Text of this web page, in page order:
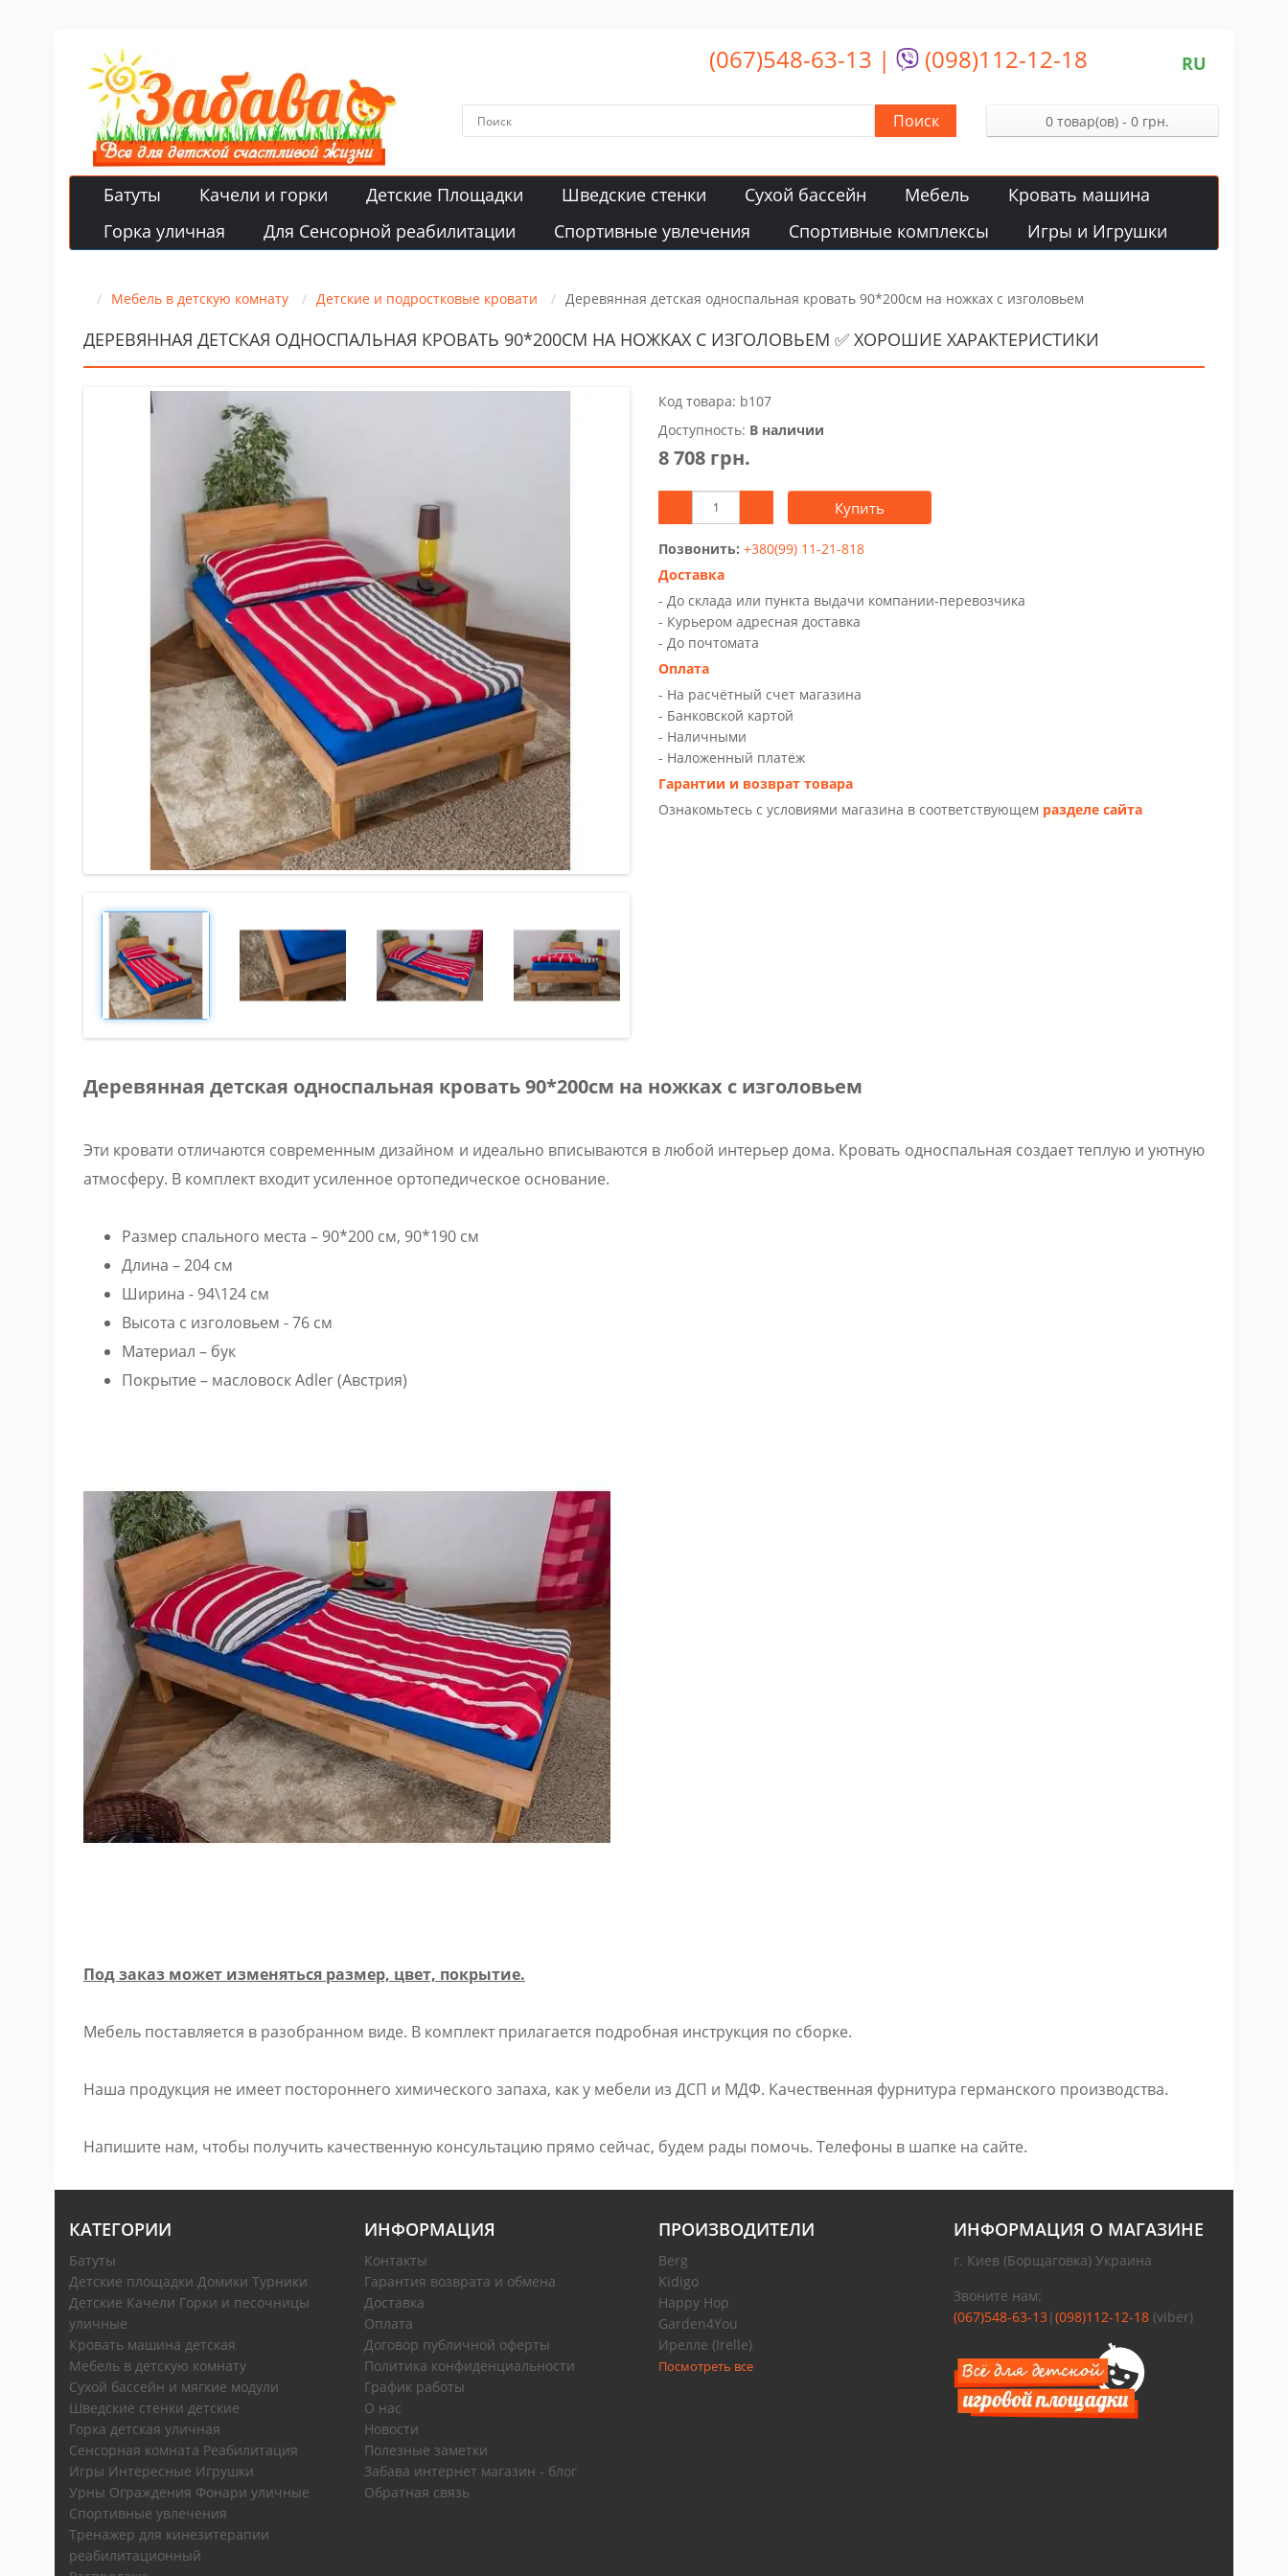
(067)548-63-13 | (098)112-12-18 RU
Поиск 0 товар(ов) - 0 грн.
Батуты Качели и горки Детские Площадки Шведские стенки Сухой бассейн Мебель
Кровать машина
Горка уличная
Для Сенсорной реабилитации Спортивные увлечения Спортивные комплексы Игры и Игрушки
Мебель в детскую комнату Детские и подростковые кровати Деревянная детская односпальная кровать 90*200см на ножках с изголовьем
ДЕРЕВЯННАЯ ДЕТСКАЯ ОДНОСПАЛЬНАЯ КРОВАТЬ 90*200СМ НА НОЖКАХ С ИЗГОЛОВЬЕМ ✅ ХОРОШИЕ ХАРАКТЕРИСТИКИ
Код товара: b107
Доступность: В наличии
8 708 грн.
Купить
Позвонить: +380(99) 11-21-818
Доставка
- До склада или пункта выдачи компании-перевозчика
- Курьером адресная доставка
- До почтомата
Оплата
- На расчётный счет магазина
- Банковской картой
- Наличными
- Наложенный платёж
Гарантии и возврат товара
Ознакомьтесь с условиями магазина в соответствующем разделе сайта
Деревянная детская односпальная кровать 90*200см на ножках с изголовьем
Эти кровати отличаются современным дизайном и идеально вписываются в любой интерьер дома. Кровать односпальная создает теплую и уютную
атмосферу. В комплект входит усиленное ортопедическое основание.
Размер спального места – 90*200 см, 90*190 см
Длина – 204 см
Ширина - 94\124 см
Высота с изголовьем - 76 см
Материал – бук
Покрытие – масловоск Adler (Австрия)
Под заказ может изменяться размер, цвет, покрытие.
Мебель поставляется в разобранном виде. В комплект прилагается подробная инструкция по сборке.
Наша продукция не имеет постороннего химического запаха, как у мебели из ДСП и МДФ. Качественная фурнитура германского производства.
Напишите нам, чтобы получить качественную консультацию прямо сейчас, будем рады помочь. Телефоны в шапке на сайте.
КАТЕГОРИИ
Батуты
Детские площадки Домики Турники
Детские Качели Горки и песочницы
уличные
Кровать машина детская
Мебель в детскую комнату
Сухой бассейн и мягкие модули
Шведские стенки детские
Горка детская уличная
Сенсорная комната Реабилитация
Игры Интересные Игрушки
Урны Ограждения Фонари уличные
Спортивные увлечения
Тренажер для кинезитерапии
реабилитационный
ИНФОРМАЦИЯ
Контакты
Гарантия возврата и обмена
Доставка
Оплата
Договор публичной оферты
Политика конфиденциальности
График работы
О нас
Новости
Полезные заметки
Забава интернет магазин - блог
Обратная связь
ПРОИЗВОДИТЕЛИ
Berg
Kidigo
Happy Hop
Garden4You
Ирелле (Irelle)
Посмотреть все
ИНФОРМАЦИЯ О МАГАЗИНЕ
г. Киев (Борщаговка) Украина
Звоните нам:
(067)548-63-13| (098)112-12-18(viber)